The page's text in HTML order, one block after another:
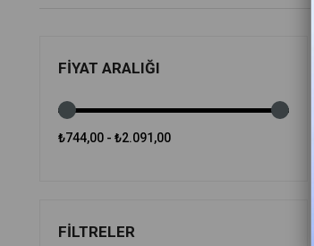
FIYAT ARALIĞI
₺744,00 - ₺2.091,00
FILTRELER